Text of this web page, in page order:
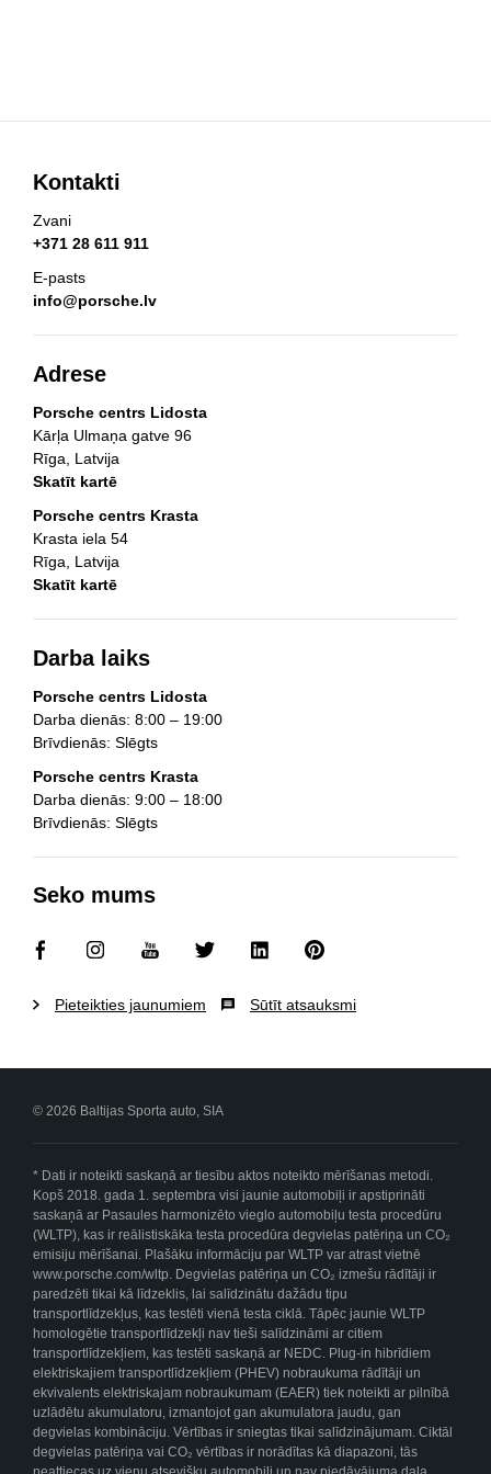
Kontakti
Zvani
+371 28 611 911
E-pasts
info@porsche.lv
Adrese
Porsche centrs Lidosta
Kārļa Ulmaņa gatve 96
Rīga, Latvija
Skatīt kartē
Porsche centrs Krasta
Krasta iela 54
Rīga, Latvija
Skatīt kartē
Darba laiks
Porsche centrs Lidosta
Darba dienās: 8:00 – 19:00
Brīvdienās: Slēgts
Porsche centrs Krasta
Darba dienās: 9:00 – 18:00
Brīvdienās: Slēgts
Seko mums
Pieteikties jaunumiem Sūtīt atsauksmi
© 2026 Baltijas Sporta auto, SIA
* Dati ir noteikti saskaņā ar tiesību aktos noteikto mērīšanas metodi.
Kopš 2018. gada 1. septembra visi jaunie automobiļi ir apstiprināti
saskaņā ar Pasaules harmonizēto vieglo automobiļu testa procedūru
(WLTP), kas ir reālistiskāka testa procedūra degvielas patēriņa un CO₂
emisiju mērīšanai. Plašāku informāciju par WLTP var atrast vietnē
www.porsche.com/wltp. Degvielas patēriņa un CO₂ izmešu rādītāji ir
paredzēti tikai kā līdzeklis, lai salīdzinātu dažādu tipu
transportlīdzekļus, kas testēti vienā testa ciklā. Tāpēc jaunie WLTP
homologētie transportlīdzekļi nav tieši salīdzināmi ar citiem
transportlīdzekļiem, kas testēti saskaņā ar NEDC. Plug-in hibrīdiem
elektriskajiem transportlīdzekļiem (PHEV) nobraukuma rādītāji un
ekvivalents elektriskajam nobraukumam (EAER) tiek noteikti ar pilnībā
uzlādētu akumulatoru, izmantojot gan akumulatora jaudu, gan
degvielas kombināciju. Vērtības ir sniegtas tikai salīdzinājumam. Ciktāl
degvielas patēriņa vai CO₂ vērtības ir norādītas kā diapazoni, tās